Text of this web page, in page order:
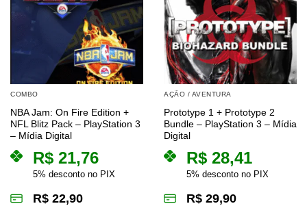
COMBO
NBA Jam: On Fire Edition +
NFL Blitz Pack – PlayStation 3
– Mídia Digital
R$ 21,76
5% desconto no PIX
R$ 22,90
AÇÃO / AVENTURA
Prototype 1 + Prototype 2
Bundle – PlayStation 3 – Mídia
Digital
R$ 28,41
5% desconto no PIX
R$ 29,90